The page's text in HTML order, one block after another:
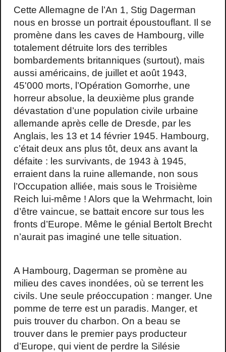
Cette Allemagne de l’An 1, Stig Dagerman
nous en brosse un portrait époustouflant. Il se
promène dans les caves de Hambourg, ville
totalement détruite lors des terribles
bombardements britanniques (surtout), mais
aussi américains, de juillet et août 1943,
45'000 morts, l’Opération Gomorrhe, une
horreur absolue, la deuxième plus grande
dévastation d’une population civile urbaine
allemande après celle de Dresde, par les
Anglais, les 13 et 14 février 1945. Hambourg,
c’était deux ans plus tôt, deux ans avant la
défaite : les survivants, de 1943 à 1945,
erraient dans la ruine allemande, non sous
l’Occupation alliée, mais sous le Troisième
Reich lui-même ! Alors que la Wehrmacht, loin
d’être vaincue, se battait encore sur tous les
fronts d’Europe. Même le génial Bertolt Brecht
n’aurait pas imaginé une telle situation.
A Hambourg, Dagerman se promène au
milieu des caves inondées, où se terrent les
civils. Une seule préoccupation : manger. Une
pomme de terre est un paradis. Manger, et
puis trouver du charbon. On a beau se
trouver dans le premier pays producteur
d’Europe, qui vient de perdre la Silésie